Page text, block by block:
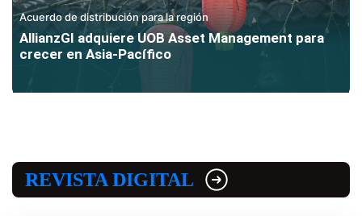
Acuerdo de distribución para la región
AllianzGI adquiere UOB Asset Management para
crecer en Asia-Pacífico
REVISTA DIGITAL